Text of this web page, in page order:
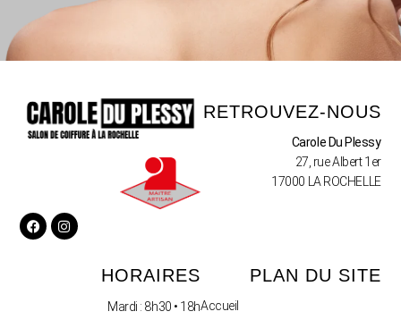
RETROUVEZ-NOUS
Carole Du Plessy
27, rue Albert 1er
17000 LA ROCHELLE
HORAIRES
Mardi : 8h30 • 18h
PLAN DU SITE
Accueil